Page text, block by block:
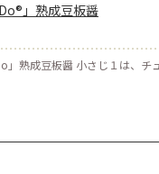
」熟成豆板醤
」熟成豆板醤 小さじ１は、チ